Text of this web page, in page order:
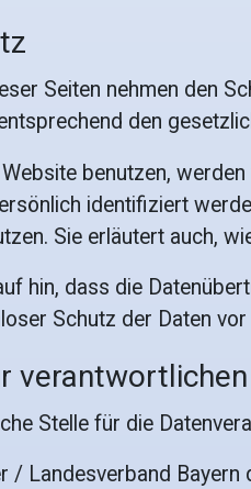
Seiten nehmen den
den
benutzen,
identifiziert
Sie erläutert auch,
hin, dass die
Schutz der Daten
Stelle für die
/ Landesverband Bayern